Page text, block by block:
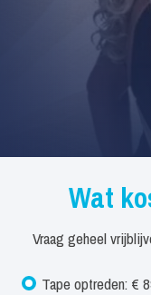
Wat
Vraag geheel
Tape optreden: €